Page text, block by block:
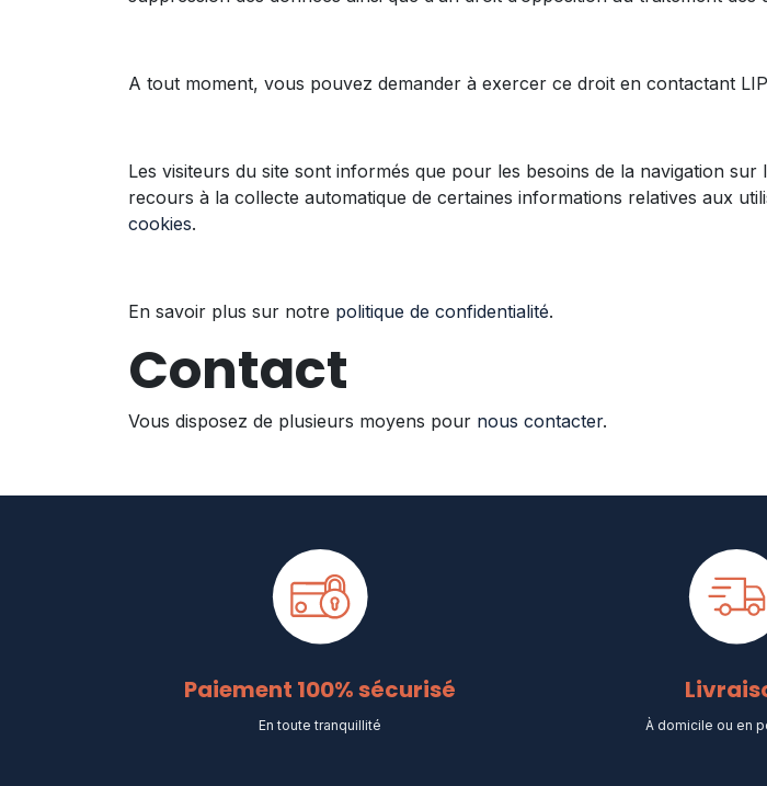
A tout moment, vous pouvez demander à exercer ce droit en contactant
Les visiteurs du site sont informés que pour les besoins de la navigation sur
recours à la collecte automatique de certaines informations relatives aux
cookies.
En savoir plus sur notre politique de confidentialité.
Contact
Vous disposez de plusieurs moyens pour nous contacter.
Paiement 100% sécurisé
En toute tranquillité À domicile ou en